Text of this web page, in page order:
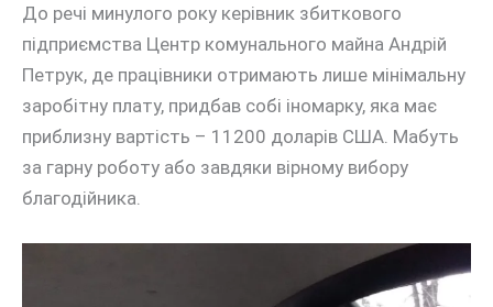
До речі минулого року керівник збиткового
підприємства Центр комунального майна Андрій
Петрук, де працівники отримають лише мінімальну
заробітну плату, придбав собі іномарку, яка має
приблизну вартість – 11200 доларів США. Мабуть
за гарну роботу або завдяки вірному вибору
благодійника.